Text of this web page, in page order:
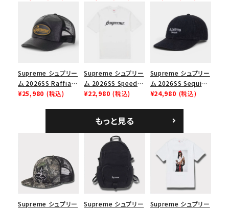
ノツイル キャンプキャ
ップ ブラック
Supreme シュプリー
ム 2026SS Raffia
Mesh Back 5-Panel
¥25,980 (税込)
Supreme シュプリー
ム 2026SS Speed
Tee スピードTシャツ
¥22,980 (税込)
Supreme シュプリー
ム 2026SS Sequin
Denim Classic
シックロゴ 6パネルキ
ャップ ブラック
¥24,980 (税込)
もっと見る
Supreme シュプリー
Supreme シュプリー
Supreme シュプリー